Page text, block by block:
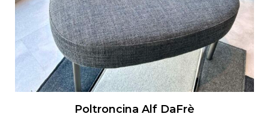
Poltroncina Alf DaFrè